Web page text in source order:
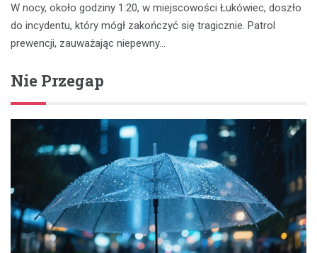
W nocy, około godziny 1:20, w miejscowości Łukówiec, doszło
do incydentu, który mógł zakończyć się tragicznie. Patrol
prewencji, zauważając niepewny…
Nie Przegap